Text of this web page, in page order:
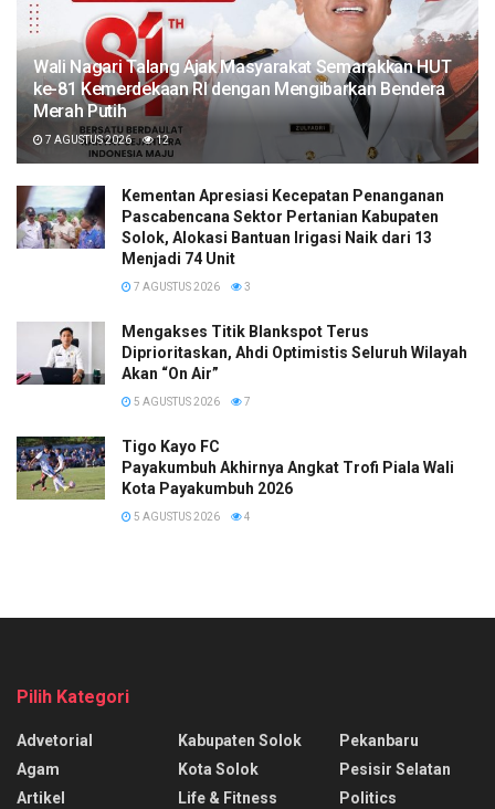
Wali Nagari Talang Ajak Masyarakat Semarakkan HUT
ke-81 Kemerdekaan RI dengan Mengibarkan Bendera
Merah Putih
7 AGUSTUS 2026 12
Kementan Apresiasi Kecepatan Penanganan
Pascabencana Sektor Pertanian Kabupaten
Solok, Alokasi Bantuan Irigasi Naik dari 13
Menjadi 74 Unit
7 AGUSTUS 2026 3
Mengakses Titik Blankspot Terus
Diprioritaskan, Ahdi Optimistis Seluruh Wilayah
Akan “On Air”
5 AGUSTUS 2026 7
Tigo Kayo FC
Payakumbuh Akhirnya Angkat Trofi Piala Wali
Kota Payakumbuh 2026
5 AGUSTUS 2026 4
Pilih Kategori
Advetorial
Agam
Artikel
Kabupaten Solok
Kota Solok
Life & Fitness
Pekanbaru
Pesisir Selatan
Politics